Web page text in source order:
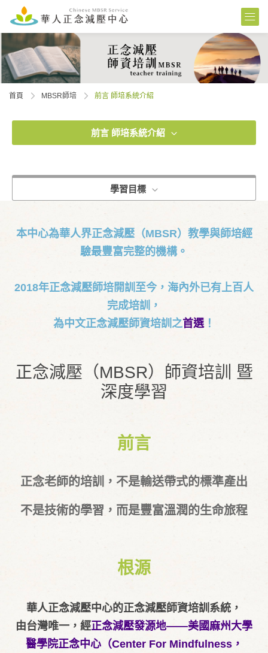
首頁 MBSR師培 前言 師培系統介紹
前言 師培系統介紹
學習目標
本中心為華人界正念減壓（MBSR）教學與師培經
驗最豐富完整的機構。
2018年正念減壓師培開訓至今，海內外已有上百人
完成培訓，
為中文正念減壓師資培訓之首選！
正念減壓（MBSR）師資培訓 暨
深度學習
前言
正念老師的培訓，不是輸送帶式的標準產出
不是技術的學習，而是豐富溫潤的生命旅程
根源
華人正念減壓中心的正念減壓師資培訓系統，
由台灣唯一，經正念減壓發源地——美國麻州大學
醫學院正念中心（Center For Mindfulness，